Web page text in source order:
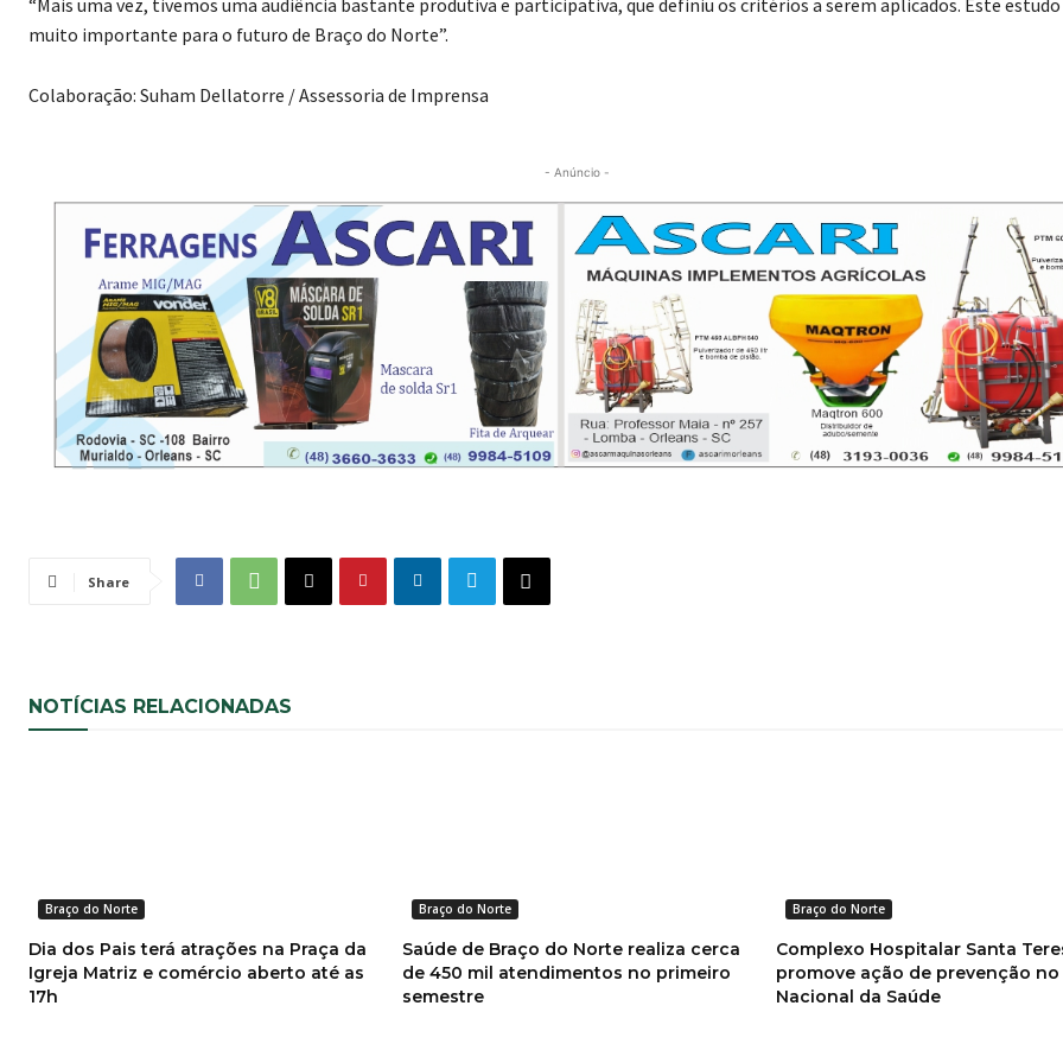
“Mais uma vez, tivemos uma audiência bastante produtiva e participativa, que definiu os critérios a serem aplicados. Este estudo
muito importante para o futuro de Braço do Norte”.
Colaboração: Suham Dellatorre / Assessoria de Imprensa
- Anúncio -
Share
NOTÍCIAS RELACIONADAS
Braço do Norte
Dia dos Pais terá atrações na Praça da
Igreja Matriz e comércio aberto até as
17h
Braço do Norte
Saúde de Braço do Norte realiza cerca
de 450 mil atendimentos no primeiro
semestre
Braço do Norte
Complexo Hospitalar Santa
promove ação de prevenção no
Nacional da Saúde